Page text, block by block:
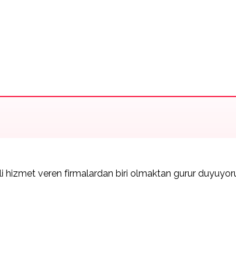
hizmet veren firmalardan biri olmaktan gurur